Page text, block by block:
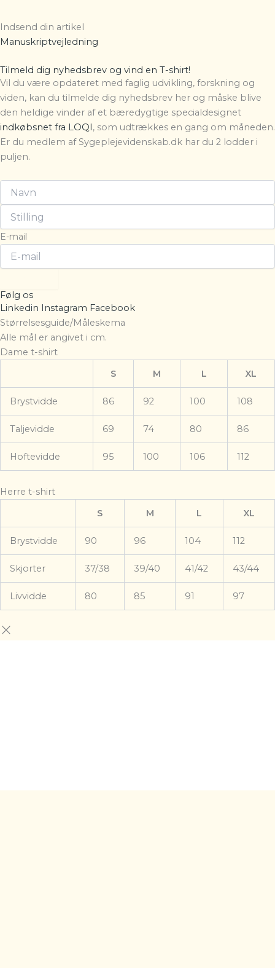
Indsend din artikel
Manuskriptvejledning
Tilmeld dig nyhedsbrev og vind en T-shirt!
Vil du være opdateret med faglig udvikling, forskning og
viden, kan du tilmelde dig nyhedsbrev her og måske blive
den heldige vinder af et bæredygtige specialdesignet
indkøbsnet fra LOQI , som udtrækkes en gang om måneden.
Er du medlem af Sygeplejevidenskab.dk har du 2 lodder i
puljen.
E-mail
Følg os
Linkedin Instagram Facebook
Størrelsesguide/Måleskema
Alle mål er angivet i cm.
Dame t-shirt
S
M L XL
Brystvidde 86 92 100 108
Taljevidde 69 74 80 86
Hoftevidde 95 100 106 112
Herre t-shirt
S
M L XL
Brystvidde 90 96 104 112
Skjorter 37/38 39/40 41/42 43/44
Livvidde 80 85 91 97